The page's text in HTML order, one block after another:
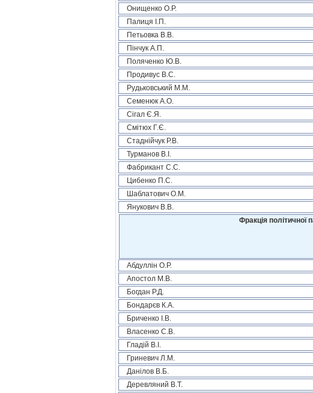
Онищенко О.Р.
Палиця І.П.
Петьовка В.В.
Пінчук А.П.
Поляченко Ю.В.
Продивус В.С.
Рудьковський М.М.
Семенюк А.О.
Сігал Є.Я.
Смітюх Г.Є.
Стаднійчук Р.В.
Турманов В.І.
Фабрикант С.С.
Цибенко П.С.
Шаблатович О.М.
Янукович В.В.
Фракція політичної
Абдуллін О.Р.
Апостол М.В.
Богдан Р.Д.
Бондарєв К.А.
Бриченко І.В.
Власенко С.В.
Гладій В.І.
Гриневич Л.М.
Данілов В.Б.
Деревляний В.Т.